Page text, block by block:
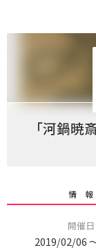
「河鍋暁
情 報
開催日
2019/02/06